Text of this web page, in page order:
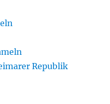
Republik